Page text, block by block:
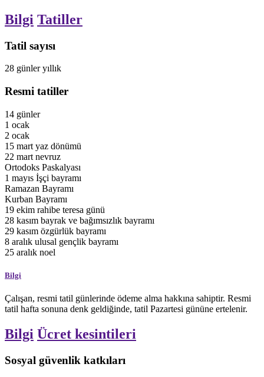
Bilgi Tatiller
Tatil sayısı
28 günleryıllık
Resmi tatiller
14 günler
1 ocak
2 ocak
15 mart yaz dönümü
22 mart nevruz
Ortodoks Paskalyası
1 mayıs İşçi bayramı
Ramazan Bayramı
Kurban Bayramı
19 ekim rahibe teresa günü
28 kasım bayrak ve bağımsızlık bayramı
29 kasım özgürlük bayramı
8 aralık ulusal gençlik bayramı
25 aralık noel
Bilgi
Çalışan, resmi tatil günlerinde ödeme alma hakkına sahiptir. Resmi
tatil hafta sonuna denk geldiğinde, tatil Pazartesi gününe ertelenir.
Bilgi Ücret kesintileri
Sosyal güvenlik katkıları